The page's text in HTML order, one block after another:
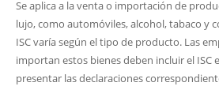
Se aplica a la venta o importación de
lujo, como automóviles, alcohol, tabaco y
ISC varía según el tipo de producto. Las
importan estos bienes deben incluir el ISC
presentar las declaraciones